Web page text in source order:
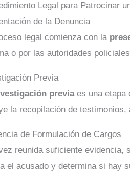
Legal para Patrocinar
de la Denuncia
legal comienza con la
o por las autoridades
Previa
previaes una etapa
la recopilación de
de Formulación de Cargos
reunida suficiente evidencia,
el acusado y determina si hay